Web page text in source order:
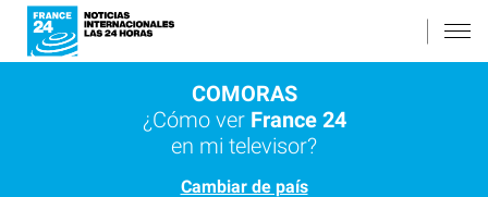
COMORAS
¿Cómo ver France 24
en mi televisor?
Cambiar de país